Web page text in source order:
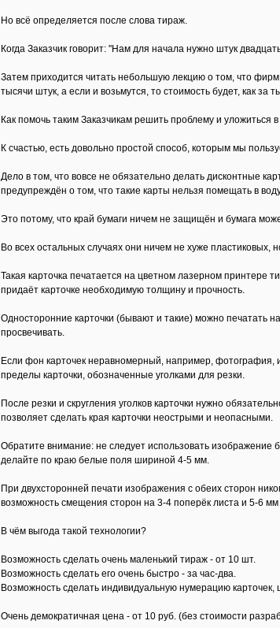
Но всё определяется после слова тираж.
Когда Заказчик говорит: "Нам для начала нужно штук
Затем приходится читать небольшую лекцию о том, что
тысячи штук, а если и возьмутся, то стоимость будет, как за
Как помочь таким Заказчикам решить проблему и
К счастью, есть довольно простой способ, которым мы
Дело в том, что вовсе не обязательно делать дисконтные
предупреждён о том, что такие карты нельзя помещать в
Это потому, что край бумаги ничем не защищён и бумага
Во всех остальных случаях они ничем не хуже пластиковых,
Такая карточка печатается на цветном лазерном
придаёт карточке необходимую толщину и прочность.
Односторонние карточки (бывают и такие) можно печатать
просвечивать.
Если фон карточек неравномерный, например, фотография,
пределы карточки, обозначенные уголками для резки.
После резки и скругления уголков карточки нужно
позволяет сделать края карточки неострыми и неопасными.
Обратите внимание: не следует использовать
делайте по краю белые поля шириной 4-5 мм.
При двухсторонней печати изображения с обеих сторон
возможность смещения сторон на 3-4 поперёк листа и 5-6 мм
В чём выгода такой технологии?
Возможность сделать очень маленький тираж - от 10 шт.
Возможность сделать его очень быстро - за час-два.
Возможность сделать индивидуальную нумерацию
Очень демократичная цена - от 10 руб. (без стоимости